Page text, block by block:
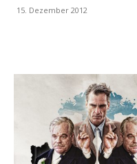
15. Dezember 2012